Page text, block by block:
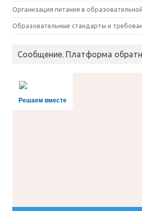
Организация питания в
Образовательные стандарты и
Сообщение. Платформа
Решаем вместе